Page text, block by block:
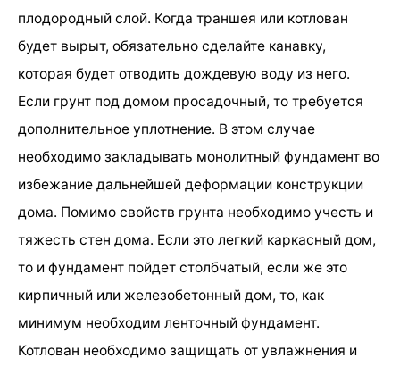
плодородный слой. Когда траншея или котлован
будет вырыт, обязательно сделайте канавку,
которая будет отводить дождевую воду из него.
Если грунт под домом просадочный, то требуется
дополнительное уплотнение. В этом случае
необходимо закладывать монолитный фундамент во
избежание дальнейшей деформации конструкции
дома. Помимо свойств грунта необходимо учесть и
тяжесть стен дома. Если это легкий каркасный дом,
то и фундамент пойдет столбчатый, если же это
кирпичный или железобетонный дом, то, как
минимум необходим ленточный фундамент.
Котлован необходимо защищать от увлажнения и